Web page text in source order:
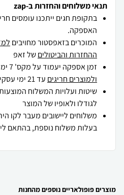
תנאי משלוחים והחזרות ב-zap
בתקופת חגים ייתכנו עומסים
האספקה.
המוכרים בזאפסטור מחויבים
ההחזרות והביטוליםשל זאפ
זמן אספקה יעמוד על מקס' 7 ימי עסקים מיום הזמנה,
ולמוצרים חריגים עד 21 ימי עסקים .
שיטות ועלויות המשלוח
לגודלו ולאופיו של המוצר
משלוחים ליישובים מעבר לקו
בעלות משלוח נוספת, בהתאם
מוצרים פופולאריים נוספים מהחנות